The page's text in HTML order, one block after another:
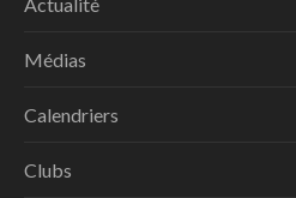
Médias
Calendriers
Clubs